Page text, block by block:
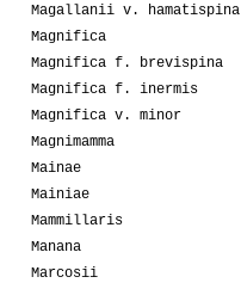
Magallanii v. hamatispina
Magnifica
Magnifica f. brevispina
Magnifica f. inermis
Magnifica v. minor
Magnimamma
Mainae
Mainiae
Mammillaris
Manana
Marcosii